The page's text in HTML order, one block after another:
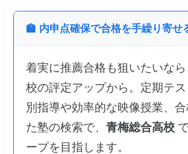
🏫 内申点確保で合格を手繰り寄せ
着実に推薦合格も狙いたいな
校の評定アップから。定期テ
別指導や効率的な映像授業、
た塾の検索で、青梅総合高校
ープを目指します。